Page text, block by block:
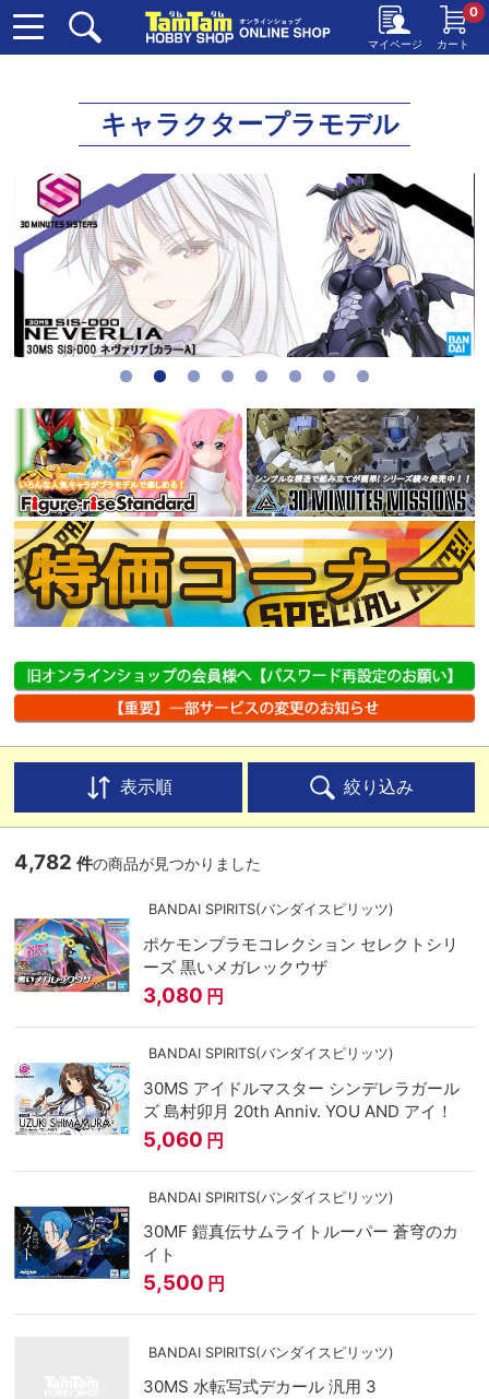
マイページ カート
0
キャラクタープラモデル
表示順 絞り込み
4,782 件の商品が見つかりました
BANDAI SPIRITS(バンダイスピリッツ)
ポケモンプラモコレクション セレクトシリ
ーズ 黒いメガレックウザ
3,080 円
BANDAI SPIRITS(バンダイスピリッツ)
30MS アイドルマスター シンデレラガール
ズ 島村卯月 20th Anniv. YOU AND アイ！
5,060 円
BANDAI SPIRITS(バンダイスピリッツ)
30MF 鎧真伝サムライトルーパー 蒼穹のカ
イト
5,500 円
BANDAI SPIRITS(バンダイスピリッツ)
30MS 水転写式デカール 汎用 3